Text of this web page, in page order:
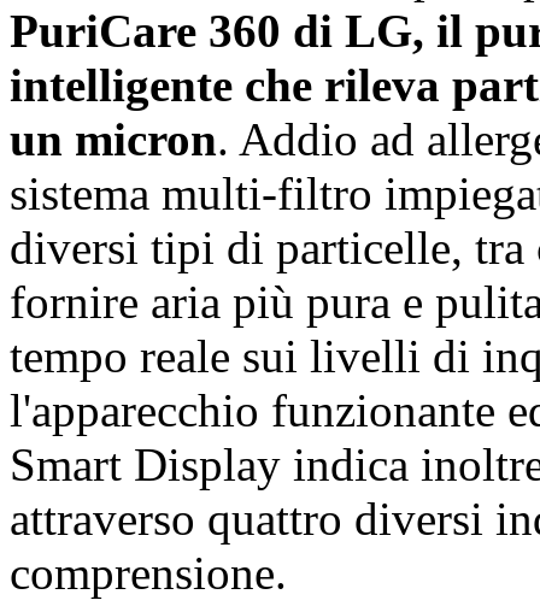
PuriCare 360 di LG, il
intelligente che rileva
un micron. Addio ad
sistema multi-filtro
diversi tipi di particelle,
fornire aria più pura e
tempo reale sui livelli di
l'apparecchio funzionante
Smart Display indica
attraverso quattro diversi
comprensione.